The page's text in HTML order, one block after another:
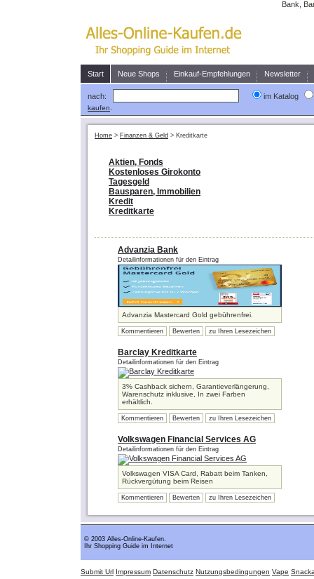
Bank,
Start Neue Shops Einkauf-Empfehlungen Newsletter
nach: im Katalog
kaufen
Home > Finanzen & Geld > Kreditkarte
Aktien, Fonds
Kostenloses Girokonto
Tagesgeld
Bausparen, Immobilien
Kredit
Kreditkarte
Advanzia Bank
Detailinformationen für den Eintrag
Advanzia Mastercard Gold gebührenfrei.
Kommentieren Bewerten zu Ihren Lesezeichen
Barclay Kreditkarte
Detailinformationen für den Eintrag
3% Cashback sichern, Garantieverlängerung,
Warenschutz inklusive, In zwei Farben
erhältlich.
Kommentieren Bewerten zu Ihren Lesezeichen
Volkswagen Financial Services AG
Detailinformationen für den Eintrag
Volkswagen VISA Card, Rabatt beim Tanken,
Rückvergütung beim Reisen
Kommentieren Bewerten zu Ihren Lesezeichen
© 2003 Alles-Online-Kaufen.
Ihr Shopping Guide im Internet
Submit Url Impressum Datenschutz Nutzungsbedingungen Vape